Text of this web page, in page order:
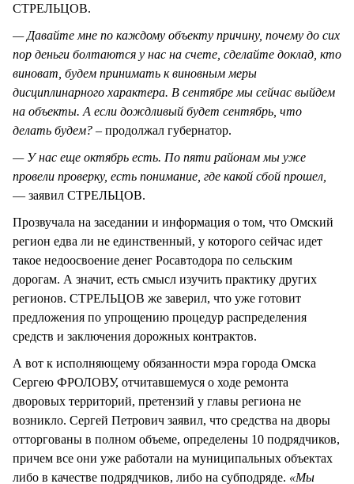
СТРЕЛЬЦОВ.
— Давайте мне по каждому объекту причину, почему до сих
пор деньги болтаются у нас на счете, сделайте доклад, кто
виноват, будем принимать к виновным меры
дисциплинарного характера. В сентябре мы сейчас выйдем
на объекты. А если дождливый будет сентябрь, что
делать будем? – продолжал губернатор.
— У нас еще октябрь есть. По пяти районам мы уже
провели проверку, есть понимание, где какой сбой прошел,
— заявил СТРЕЛЬЦОВ.
Прозвучала на заседании и информация о том, что Омский
регион едва ли не единственный, у которого сейчас идет
такое недоосвоение денег Росавтодора по сельским
дорогам. А значит, есть смысл изучить практику других
регионов. СТРЕЛЬЦОВ же заверил, что уже готовит
предложения по упрощению процедур распределения
средств и заключения дорожных контрактов.
А вот к исполняющему обязанности мэра города Омска
Сергею ФРОЛОВУ, отчитавшемуся о ходе ремонта
дворовых территорий, претензий у главы региона не
возникло. Сергей Петрович заявил, что средства на дворы
отторгованы в полном объеме, определены 10 подрядчиков,
причем все они уже работали на муниципальных объектах
либо в качестве подрядчиков, либо на субподряде. «Мы